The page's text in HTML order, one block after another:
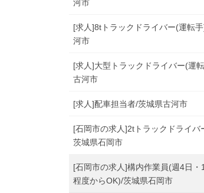
河市
[求人]8tトラックドライバー(運転
河市
[求人]大型トラックドライバー(運
古河市
[求人]配車担当者/茨城県古河市
[石岡市の求人]2tトラックドライバ
茨城県石岡市
[石岡市の求人]構内作業員(週4日・
程度からOK)/茨城県石岡市